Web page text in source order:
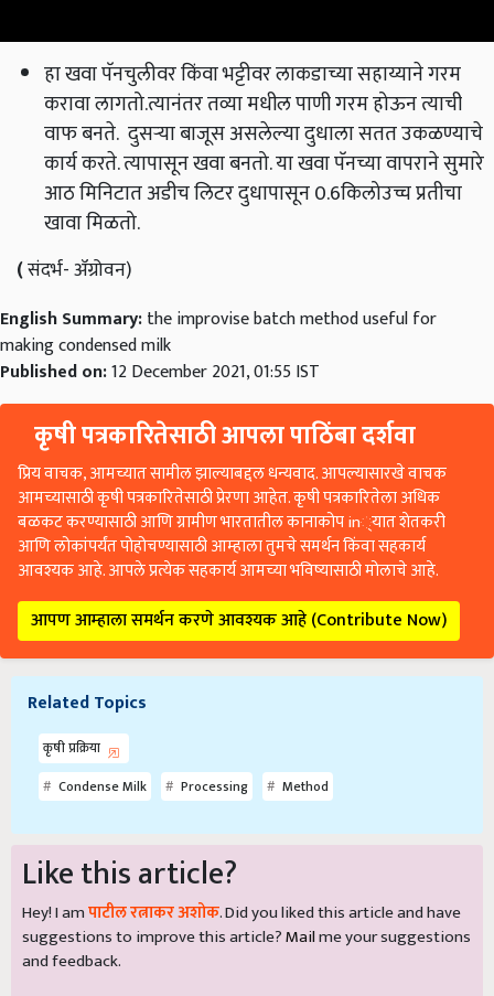
हा खवा पॅनचुलीवर किंवा भट्टीवर लाकडाच्या सहाय्याने गरम
करावा लागतो.त्यानंतर तव्या मधील पाणी गरम होऊन त्याची
वाफ बनते. दुसऱ्या बाजूस असलेल्या दुधाला सतत उकळण्याचे
कार्य करते. त्यापासून खवा बनतो. या खवा पॅनच्या वापराने सुमारे
आठ मिनिटात अडीच लिटर दुधापासून 0.6किलोउच्च प्रतीचा
खावा मिळतो.
(संदर्भ- ॲग्रोवन)
English Summary:the improvise batch method useful for
making condensed milk
Published on:12 December 2021, 01:55 IST
कृषी पत्रकारितेसाठी आपला पाठिंबा दर्शवा
प्रिय वाचक, आमच्यात सामील झाल्याबद्दल धन्यवाद. आपल्यासारखे वाचक
आमच्यासाठी कृषी पत्रकारितेसाठी प्रेरणा आहेत. कृषी पत्रकारितेला अधिक
बळकट करण्यासाठी आणि ग्रामीण भारतातील कानाकोप in्यात शेतकरी
आणि लोकांपर्यंत पोहोचण्यासाठी आम्हाला तुमचे समर्थन किंवा सहकार्य
आवश्यक आहे. आपले प्रत्येक सहकार्य आमच्या भविष्यासाठी मोलाचे आहे.
आपण आम्हाला समर्थन करणे आवश्यक आहे (Contribute Now)
Related Topics
कृषी प्रक्रिया
Condense Milk
Processing Method
Like this article?
Hey! I amपाटील रत्नाकर अशोक. Did you liked this article and have
suggestions to improve this article?Mailme your suggestions
and feedback.